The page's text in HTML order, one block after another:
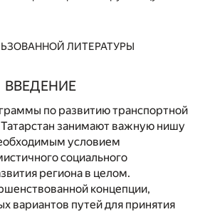
ЛИТЕРАТУРЫ
ВВЕДЕНИЕ
по развитию транспортной
занимают важную нишу
условием
социального
региона в целом.
концепции,
вариантов путей для принятия